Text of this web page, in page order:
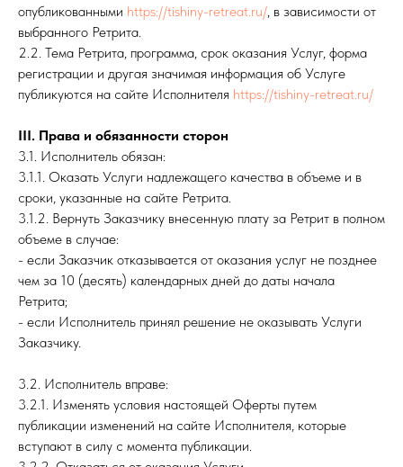
опубликованными https://tishiny-retreat.ru/ , в зависимости от
выбранного Ретрита.
2.2. Тема Ретрита, программа, срок оказания Услуг, форма
регистрации и другая значимая информация об Услуге
публикуются на сайте Исполнителя https://tishiny-retreat.ru/
III. Права и обязанности сторон
3.1. Исполнитель обязан:
3.1.1. Оказать Услуги надлежащего качества в объеме и в
сроки, указанные на сайте Ретрита.
3.1.2. Вернуть Заказчику внесенную плату за Ретрит в полном
объеме в случае:
- если Заказчик отказывается от оказания услуг не позднее
чем за 10 (десять) календарных дней до даты начала
Ретрита;
- если Исполнитель принял решение не оказывать Услуги
Заказчику.
3.2. Исполнитель вправе:
3.2.1. Изменять условия настоящей Оферты путем
публикации изменений на сайте Исполнителя, которые
вступают в силу с момента публикации.